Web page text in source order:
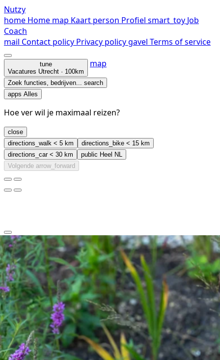
Nutzy
home Home map Kaart person Profiel smart_toy Job
Coach
mail Contact policy Privacy policygavel Terms of service
tune
Vacatures Utrecht · 100km
map
Zoek functies, bedrijven... search
apps Alles
Hoe ver wil je maximaal reizen?
close
directions_walk < 5 km directions_bike < 15 km
directions_car< 30 km public Heel NL
Volgende arrow_forward
clear arrow_back_ios_new
favorite
share